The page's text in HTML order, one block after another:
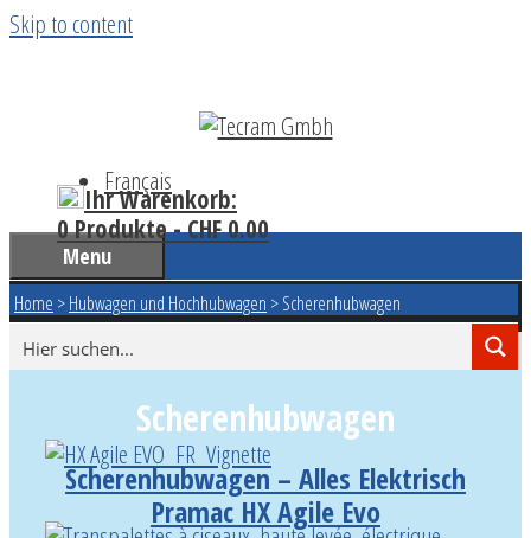
Skip to content
Français
Ihr Warenkorb:
0 Produkte -CHF0.00
Menu
Home >Hubwagen und Hochhubwagen >Scherenhubwagen
Scherenhubwagen
Scherenhubwagen – Alles Elektrisch
Pramac HX Agile Evo